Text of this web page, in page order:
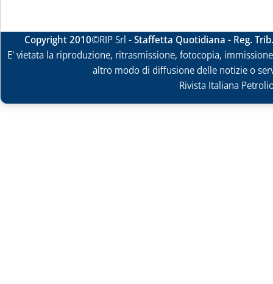
Copyright 2010©RIP Srl -Staffetta Quotidiana - Reg.
E' vietata la riproduzione, ritrasmissione, fotocopia,
altro modo di diffusione delle notizie o
Rivista Italiana